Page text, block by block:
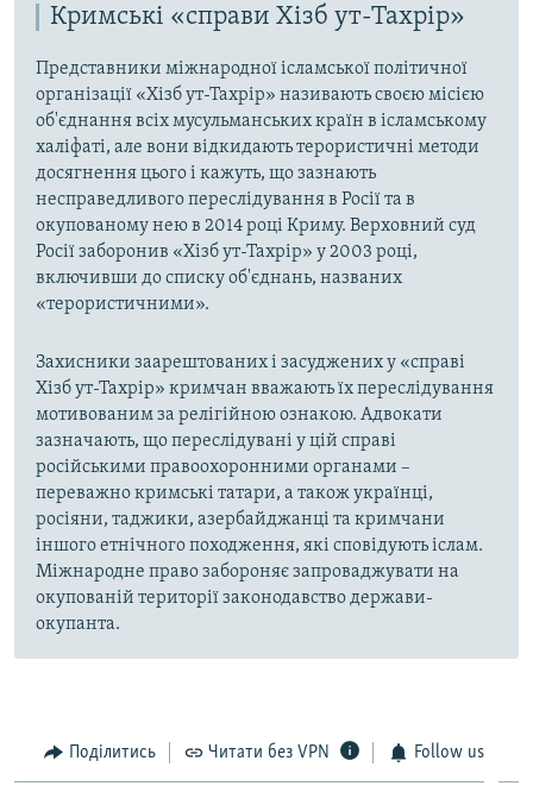
Кримські «справи Хізб ут-Тахрір»
Представники міжнародної ісламської політичної
організації «Хізб ут-Тахрір» називають своєю місією
об'єднання всіх мусульманських країн в ісламському
халіфаті, але вони відкидають терористичні методи
досягнення цього і кажуть, що зазнають
несправедливого переслідування в Росії та в
окупованому нею в 2014 році Криму. Верховний суд
Росії заборонив «Хізб ут-Тахрір» у 2003 році,
включивши до списку об'єднань, названих
«терористичними».
Захисники заарештованих і засуджених у «справі
Хізб ут-Тахрір» кримчан вважають їх переслідування
мотивованим за релігійною ознакою. Адвокати
зазначають, що переслідувані у цій справі
російськими правоохоронними органами –
переважно кримські татари, а також українці,
росіяни, таджики, азербайджанці та кримчани
іншого етнічного походження, які сповідують іслам.
Міжнародне право забороняє запроваджувати на
окупованій території законодавство держави-
окупанта.
Поділитись Читати без VPN Follow us